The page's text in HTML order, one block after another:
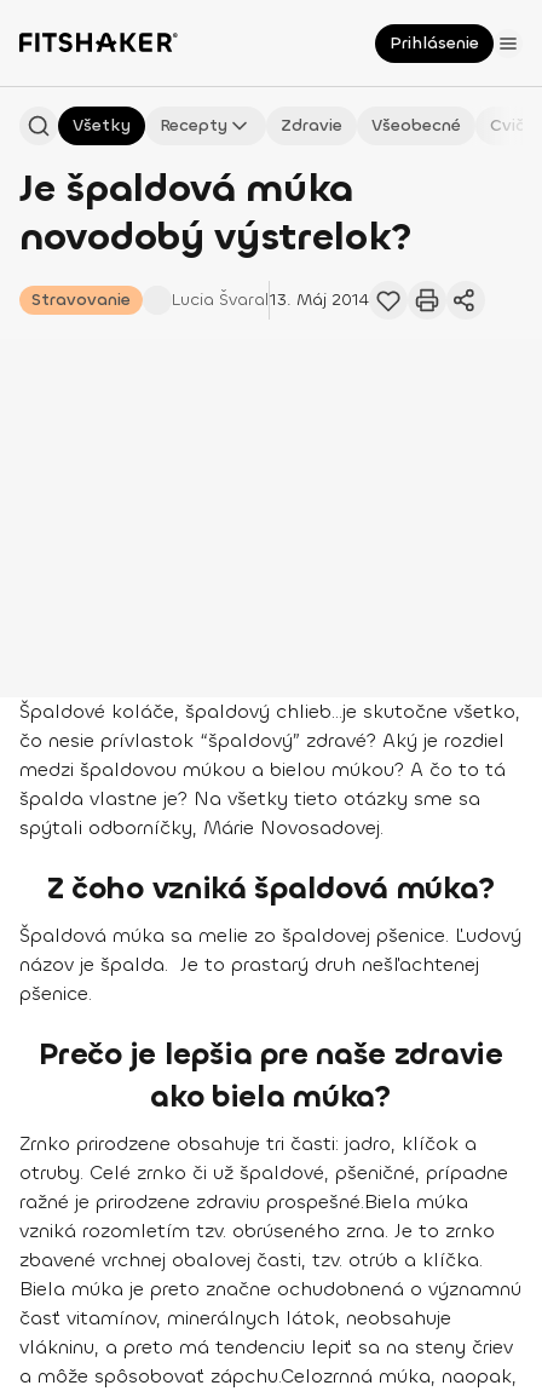
Prihlásenie
Všetky Recepty Zdravie Všeobecné
Je špaldová múka
novodobý výstrelok?
Stravovanie Lucia Švaral13. Máj 2014
Špaldové koláče, špaldový chlieb…je skutočne všetko,
čo nesie prívlastok “špaldový” zdravé? Aký je rozdiel
medzi špaldovou múkou a bielou múkou? A čo to tá
špalda vlastne je? Na všetky tieto otázky sme sa
spýtali odborníčky, Márie Novosadovej.
Z čoho vzniká špaldová múka?
Špaldová múka sa melie zo špaldovej pšenice. Ľudový
názov je špalda. Je to prastarý druh nešľachtenej
pšenice.
Prečo je lepšia pre naše zdravie
ako biela múka?
Zrnko prirodzene obsahuje tri časti: jadro, klíčok a
otruby. Celé zrnko či už špaldové, pšeničné, prípadne
ražné je prirodzene zdraviu prospešné.Biela múka
vzniká rozomletím tzv. obrúseného zrna. Je to zrnko
zbavené vrchnej obalovej časti, tzv. otrúb a klíčka.
Biela múka je preto značne ochudobnená o významnú
časť vitamínov, minerálnych látok, neobsahuje
vlákninu, a preto má tendenciu lepiť sa na steny čriev
a môže spôsobovať zápchu.Celozrnná múka, naopak,